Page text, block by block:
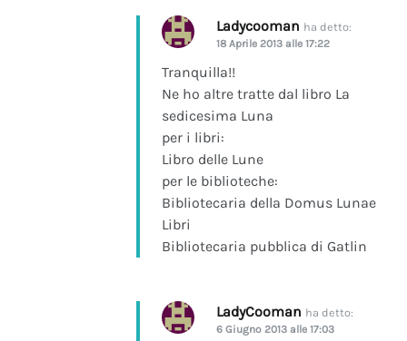
Ladycooman ha detto:
18 Aprile 2013 alle 17:22
Tranquilla!!
Ne ho altre tratte dal libro La
sedicesima Luna
per i libri:
Libro delle Lune
per le biblioteche:
Bibliotecaria della Domus Lunae
Libri
Bibliotecaria pubblica di Gatlin
LadyCooman ha detto:
6 Giugno 2013 alle 17:03